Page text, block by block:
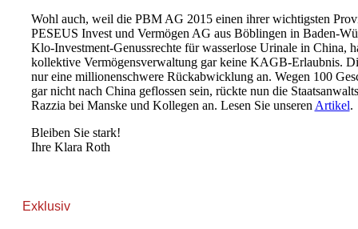
Wohl auch, weil die PBM AG 2015 einen ihrer wichtigsten
PESEUS Invest und Vermögen AG aus Böblingen in Baden-
Klo-Investment-Genussrechte für wasserlose Urinale in China,
kollektive Vermögensverwaltung gar keine KAGB-Erlaubnis.
nur eine millionenschwere Rückabwicklung an. Wegen 100
gar nicht nach China geflossen sein, rückte nun die
Razzia bei Manske und Kollegen an. Lesen Sie unseren Artikel.
Bleiben Sie stark!
Ihre Klara Roth
Exklusiv